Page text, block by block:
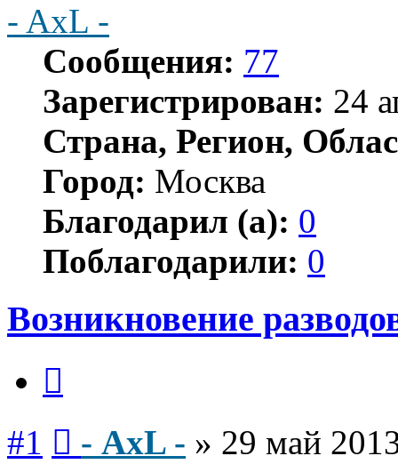
- AxL -
Сообщения: 77
Зарегистрирован: 24
Страна, Регион,
Город: Москва
Благодарил (а): 0
Поблагодарили: 0
Возникновение
#1 - AxL - » 29 май